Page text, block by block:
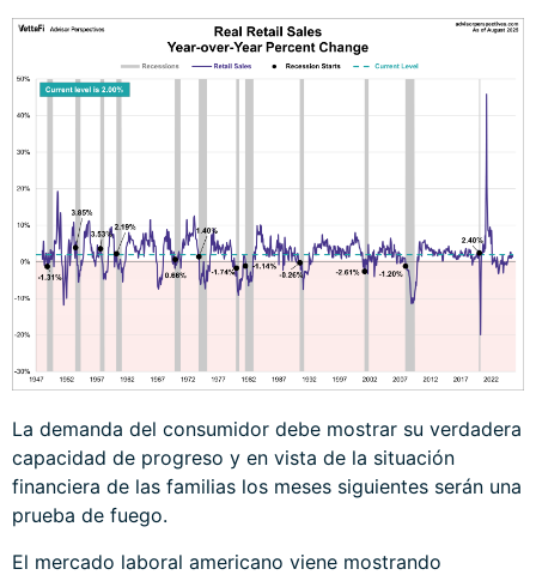
La demanda del consumidor debe mostrar su verdadera
capacidad de progreso y en vista de la situación
financiera de las familias los meses siguientes serán una
prueba de fuego.
El mercado laboral americano viene mostrando